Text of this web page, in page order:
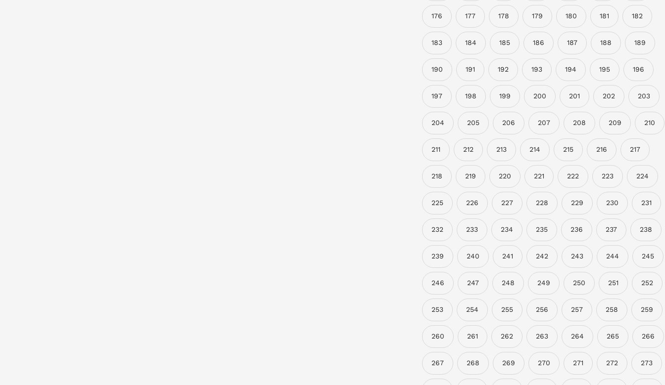
176 177 178 179 180 181 182
183 184 185 186 187 188 189
190 191 192 193 194 195 196
197 198 199 200 201 202 203
204 205 206 207 208 209 210
211 212 213 214 215 216 217
218 219 220 221 222 223 224
225 226 227 228 229 230 231
232 233 234 235 236 237 238
239 240 241 242 243 244 245
246 247 248 249 250 251 252
253 254 255 256 257 258 259
260 261 262 263 264 265 266
267 268 269 270 271 272 273